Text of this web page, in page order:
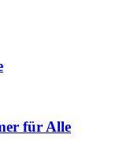
für Alle